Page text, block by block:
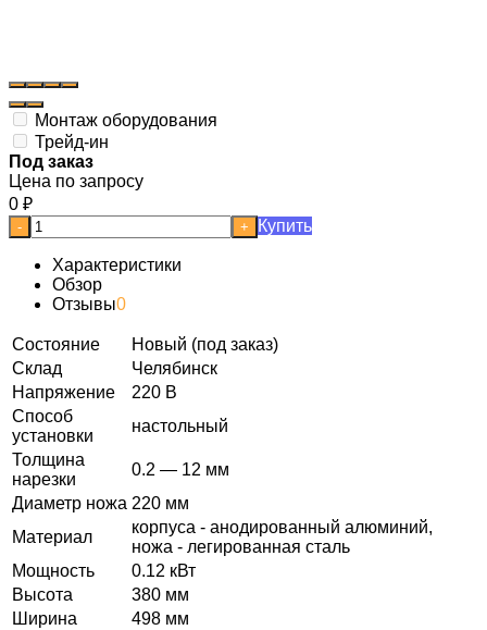
Монтаж оборудования
Трейд-ин
Под заказ
Цена по запросу
0 ₽
- + Купить
Характеристики
Обзор
Отзывы0
Состояние
Новый (под заказ)
Склад
Челябинск
Напряжение
220 В
Способ
установки
настольный
Толщина
нарезки
0.2 — 12 мм
Диаметр ножа 220 мм
Материал
корпуса - анодированный алюминий,
ножа - легированная сталь
Мощность
0.12 кВт
Высота
380 мм
Ширина
498 мм